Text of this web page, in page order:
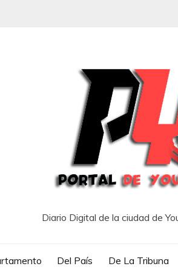
Diario Digital de la ciudad de
Del País De La Tribuna